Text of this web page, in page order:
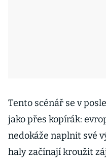
Tento scénář se v
jako přes kopírák:
nedokáže naplnit své
haly začínají kroužit